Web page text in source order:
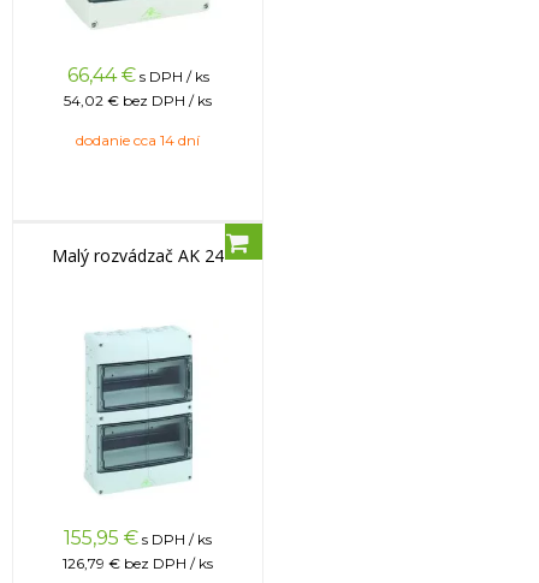
66,44 € s DPH / ks
54,02 € bez DPH / ks
dodanie cca 14 dní
Malý rozvádzač AK 24
155,95 € s DPH / ks
126,79 € bez DPH / ks